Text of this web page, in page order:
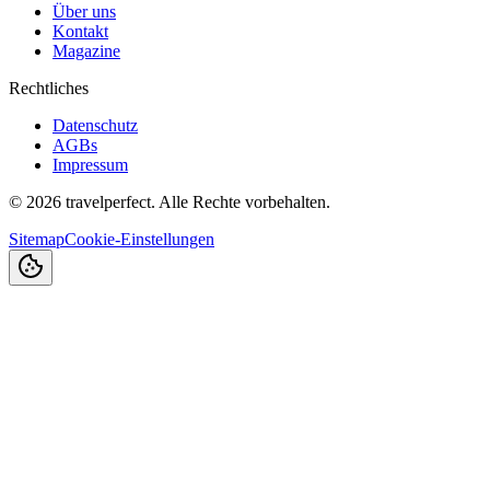
Über uns
Kontakt
Magazine
Rechtliches
Datenschutz
AGBs
Impressum
© 2026 travelperfect. Alle Rechte vorbehalten.
SitemapCookie-Einstellungen